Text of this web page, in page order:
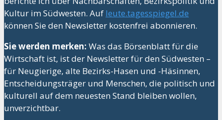
Kultur im Südwesten. Auf leute.tagesspiegel.de
können Sie den Newsletter kostenfrei abonnieren.
Sie werden merken: Was das Börsenblatt für die
Wirtschaft ist, ist der Newsletter für den Südwesten –
für Neugierige, alte Bezirks-Hasen und -Häsinnen,
Entscheidungsträger und Menschen, die politisch und
kulturell auf dem neuesten Stand bleiben wollen,
unverzichtbar.